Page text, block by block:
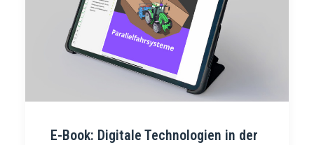
E-Book: Digitale Technologien in der